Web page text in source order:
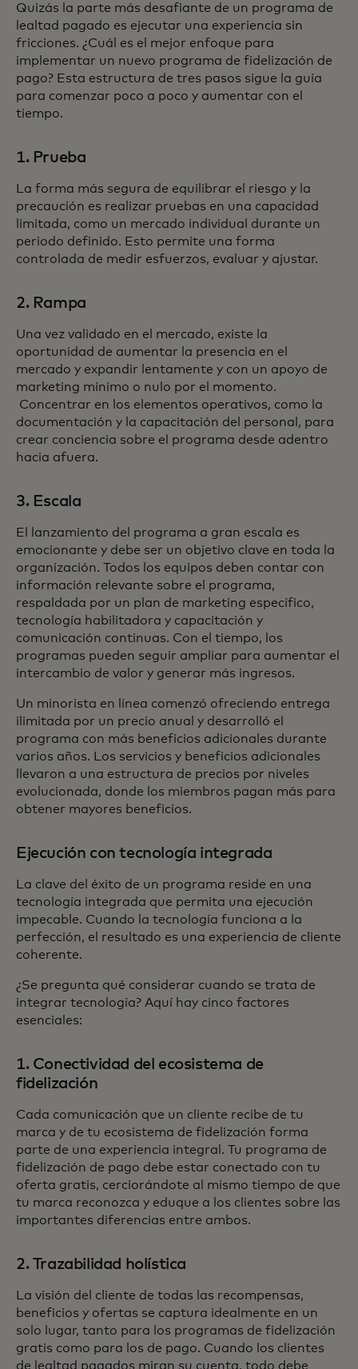
Quizás la parte más desafiante de un programa de
lealtad pagado es ejecutar una experiencia sin
fricciones. ¿Cuál es el mejor enfoque para
implementar un nuevo programa de fidelización de
pago? Esta estructura de tres pasos sigue la guía
para comenzar poco a poco y aumentar con el
tiempo.
1. Prueba
La forma más segura de equilibrar el riesgo y la
precaución es realizar pruebas en una capacidad
limitada, como un mercado individual durante un
periodo definido. Esto permite una forma
controlada de medir esfuerzos, evaluar y ajustar.
2. Rampa
Una vez validado en el mercado, existe la
oportunidad de aumentar la presencia en el
mercado y expandir lentamente y con un apoyo de
marketing mínimo o nulo por el momento.
Concentrar en los elementos operativos, como la
documentación y la capacitación del personal, para
crear conciencia sobre el programa desde adentro
hacia afuera.
3. Escala
El lanzamiento del programa a gran escala es
emocionante y debe ser un objetivo clave en toda la
organización. Todos los equipos deben contar con
información relevante sobre el programa,
respaldada por un plan de marketing específico,
tecnología habilitadora y capacitación y
comunicación continuas. Con el tiempo, los
programas pueden seguir ampliar para aumentar el
intercambio de valor y generar más ingresos.
Un minorista en línea comenzó ofreciendo entrega
ilimitada por un precio anual y desarrolló el
programa con más beneficios adicionales durante
varios años. Los servicios y beneficios adicionales
llevaron a una estructura de precios por niveles
evolucionada, donde los miembros pagan más para
obtener mayores beneficios.
Ejecución con tecnología integrada
La clave del éxito de un programa reside en una
tecnología integrada que permita una ejecución
impecable. Cuando la tecnología funciona a la
perfección, el resultado es una experiencia de cliente
coherente.
¿Se pregunta qué considerar cuando se trata de
integrar tecnología? Aquí hay cinco factores
esenciales:
1. Conectividad del ecosistema de
fidelización
Cada comunicación que un cliente recibe de tu
marca y de tu ecosistema de fidelización forma
parte de una experiencia integral. Tu programa de
fidelización de pago debe estar conectado con tu
oferta gratis, cerciorándote al mismo tiempo de que
tu marca reconozca y eduque a los clientes sobre las
importantes diferencias entre ambos.
2. Trazabilidad holística
La visión del cliente de todas las recompensas,
beneficios y ofertas se captura idealmente en un
solo lugar, tanto para los programas de fidelización
gratis como para los de pago. Cuando los clientes
de lealtad pagados miran su cuenta, todo debe